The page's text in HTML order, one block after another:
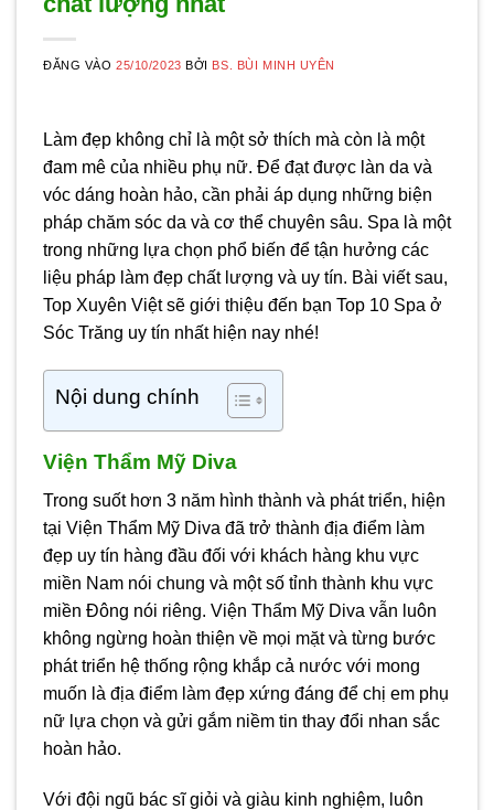
ĐĂNG VÀO25/10/2023 BỞI BS. BÙI MINH UYÊN
Làm đẹp không chỉ là một sở thích mà còn là một
đam mê của nhiều phụ nữ. Để đạt được làn da và
vóc dáng hoàn hảo, cần phải áp dụng những biện
pháp chăm sóc da và cơ thể chuyên sâu. Spa là một
trong những lựa chọn phổ biến để tận hưởng các
liệu pháp làm đẹp chất lượng và uy tín. Bài viết sau,
Top Xuyên Việt sẽ giới thiệu đến bạn Top 10 Spa ở
Sóc Trăng uy tín nhất hiện nay nhé!
Nội dung chính
Viện Thẩm Mỹ Diva
Trong suốt hơn 3 năm hình thành và phát triển, hiện
tại Viện Thẩm Mỹ Diva đã trở thành địa điểm làm
đẹp uy tín hàng đầu đối với khách hàng khu vực
miền Nam nói chung và một số tỉnh thành khu vực
miền Đông nói riêng. Viện Thẩm Mỹ Diva vẫn luôn
không ngừng hoàn thiện về mọi mặt và từng bước
phát triển hệ thống rộng khắp cả nước với mong
muốn là địa điểm làm đẹp xứng đáng để chị em phụ
nữ lựa chọn và gửi gắm niềm tin thay đổi nhan sắc
hoàn hảo.
Với đội ngũ bác sĩ giỏi và giàu kinh nghiệm, luôn